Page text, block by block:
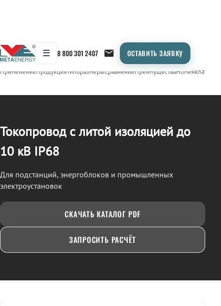
☰ 8 800 301 2407 ОСТАВИТЬ ЗАЯВКУ
← Продукция/ТОКОПРОВОД
ПрименениеПродукцияТипоразмерыСравнениеПреимуществаНоменклатура
Токопровод с литой изоляцией до
10 кВ IP68
Для подстанций, энергоблоков и промышленных
электроустановок
СКАЧАТЬ КАТАЛОГ PDF
ЗАПРОСИТЬ РАСЧЁТ